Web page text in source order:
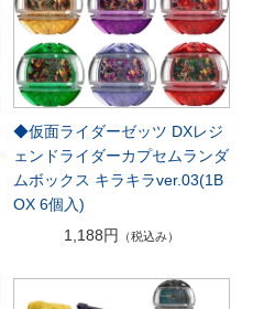
◆仮面ライダーゼッツ DXレジ
ェンドライダーカプセムランダ
ムボックス キラキラver.03(1B
OX 6個入)
1,188円
（税込み）